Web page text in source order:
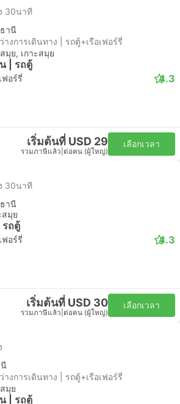
30นาที
านี
งการเดินทาง | รถตู้+เรือเฟอร์รี่
มุย, เกาะสมุย
| รถตู้
ฟอร์รี่ 4.3
เริ่มต้นที่ USD 29
รวมภาษีแล้ว ต่อคน (ผู้ใหญ่)
เลือกเวลา
30นาที
านี
สมุย
รถตู้
ฟอร์รี่ 4.3
เริ่มต้นที่ USD 30
รวมภาษีแล้ว ต่อคน (ผู้ใหญ่)
เลือกเวลา
งการเดินทาง | รถตู้+เรือเฟอร์รี่
มุย
| รถตู้